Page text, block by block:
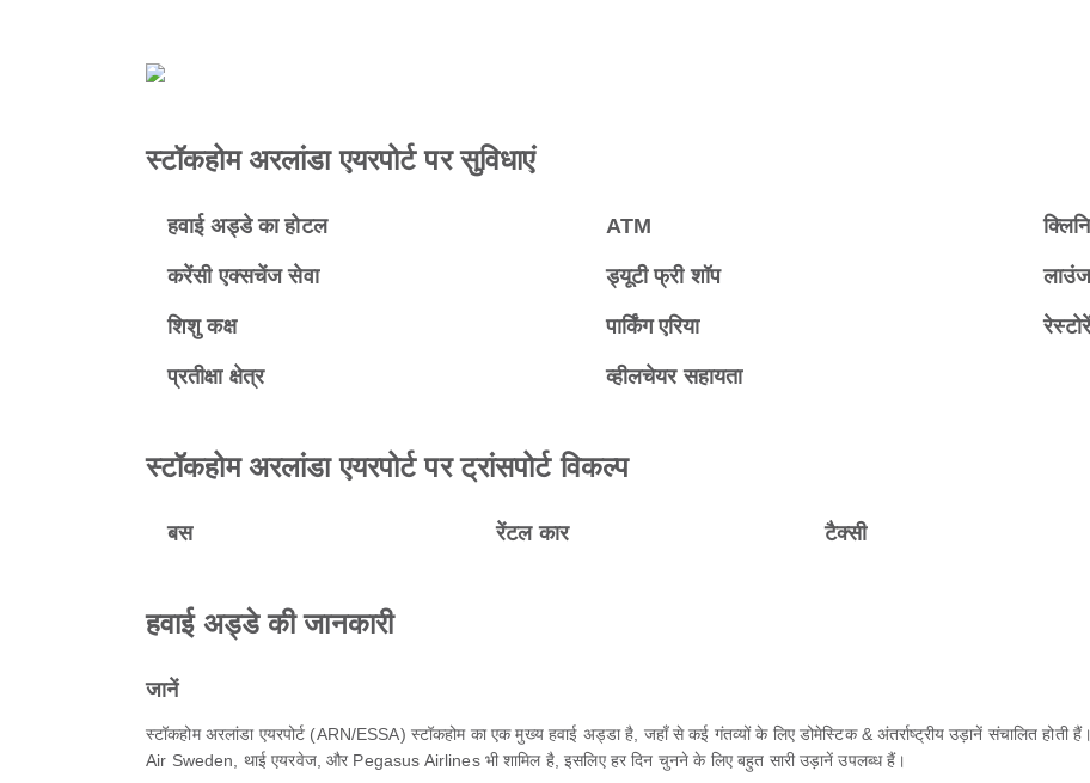
स्टॉकहोम अरलांडा एयरपोर्ट पर सुविधाएं
हवाई अड्डे का होटल ATM
करेंसी एक्सचेंज सेवा ड्यूटी फ्री शॉप लाउंज
शिशु कक्ष पार्किंग एरिया
प्रतीक्षा क्षेत्र व्हीलचेयर सहायता
स्टॉकहोम अरलांडा एयरपोर्ट पर ट्रांसपोर्ट विकल्प
बस रेंटल कार टैक्सी
हवाई अड्डे की जानकारी
जानें
स्टॉकहोम अरलांडा एयरपोर्ट (ARN/ESSA) स्टॉकहोम का एक मुख्य हवाई अड्डा है, जहाँ से कई गंतव्यों के लिए डोमेस्टिक & अंतर्राष्ट्रीय उड़ानें संचालित
Air Sweden, थाई एयरवेज, और Pegasus Airlines भी शामिल है, इसलिए हर दिन चुनने के लिए बहुत सारी उड़ानें उपलब्ध हैं।